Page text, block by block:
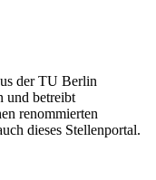
der TU Berlin
und betreibt
renommierten
dieses Stellenportal.